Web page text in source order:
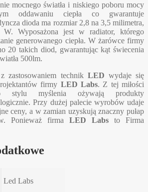
mocnego światła i niskiego poboru mocy
oddawaniu ciepła co gwarantuje
dioda ma rozmiar 2,8 na 3,5 milimetra,
Wyposażona jest w radiator, którego
generowanego ciepła. W żarówce firmy
20 takich diod, gwarantując kąt świecenia
500lm.
zastosowaniem technik LED wydaje się
firmy LED Labs. Z tej miłości
stylu myślenia ożywają produkty
Przy dużej palecie wyrobów udaje
ceny, a w zamian uzyskują znaczny pułap
Ponieważ firma LED Labs to Firma
Led Labs